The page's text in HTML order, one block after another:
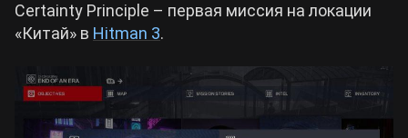
Zenless Zone Zero
Билды Arknights: Endfield
Билды Wuthering Waves
Certainty Principle – первая миссия на локации
«Китай» в Hitman 3.